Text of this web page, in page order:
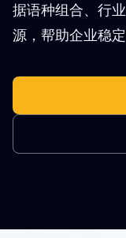
据语种组合、行
源，帮助企业稳